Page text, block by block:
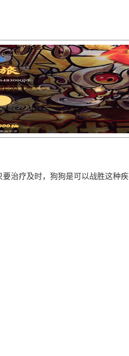
治疗及时，狗狗是可以战胜这种